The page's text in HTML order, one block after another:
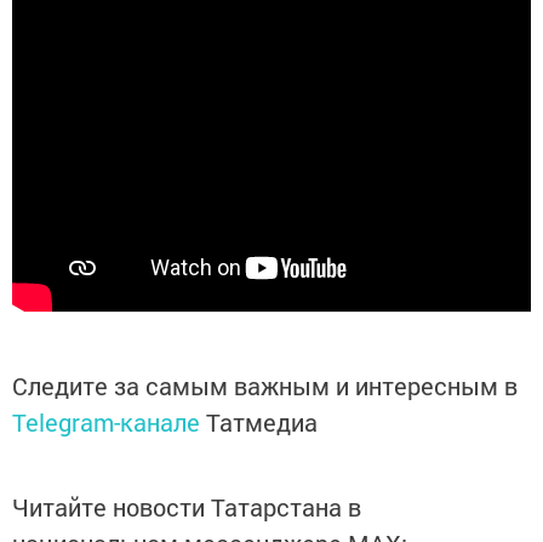
Следите за самым важным и интересным в
Telegram-канале Татмедиа
Читайте новости Татарстана в